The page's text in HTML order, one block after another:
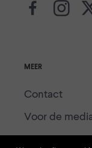
MEER
Contact
Voor de